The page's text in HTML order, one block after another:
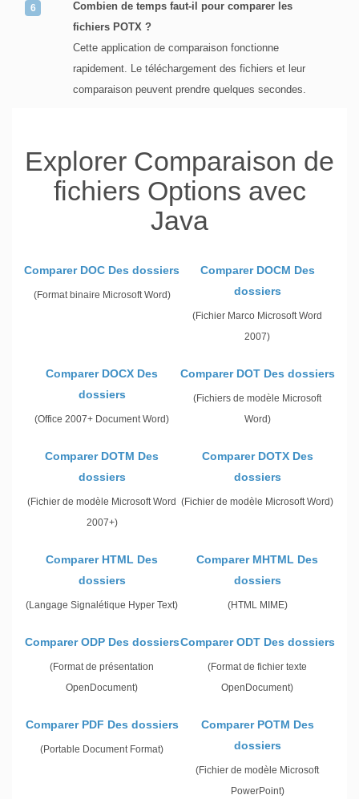
Combien de temps faut-il pour comparer les
fichiers POTX ?
Cette application de comparaison fonctionne
rapidement. Le téléchargement des fichiers et leur
comparaison peuvent prendre quelques secondes.
Explorer Comparaison de
fichiers Options avec
Java
Comparer DOC Des dossiers
(Format binaire Microsoft Word)
Comparer DOCM Des
dossiers
(Fichier Marco Microsoft Word
2007)
Comparer DOCX Des
dossiers
(Office 2007+ Document Word)
Comparer DOT Des dossiers
(Fichiers de modèle Microsoft
Word)
Comparer DOTM Des
dossiers
(Fichier de modèle Microsoft Word
2007+)
Comparer DOTX Des
dossiers
(Fichier de modèle Microsoft Word)
Comparer HTML Des
dossiers
(Langage Signalétique Hyper Text)
Comparer MHTML Des
dossiers
(HTML MIME)
Comparer ODP Des dossiers
(Format de présentation
OpenDocument)
Comparer ODT Des dossiers
(Format de fichier texte
OpenDocument)
Comparer PDF Des dossiers
(Portable Document Format)
Comparer POTM Des
dossiers
(Fichier de modèle Microsoft
PowerPoint)